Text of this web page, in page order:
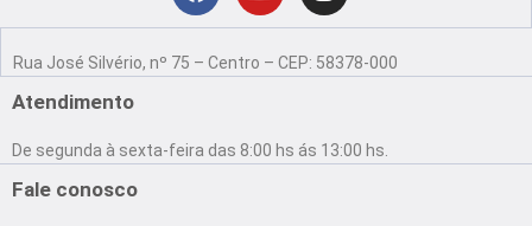
F
c
o
o
Y
u
b
e
I
n
s
g
r
Rua José Silvério, nº 75 – Centro – CEP: 58378-000
Atendimento
De segunda à sexta-feira das 8:00 hs ás 13:00 hs.
Fale conosco